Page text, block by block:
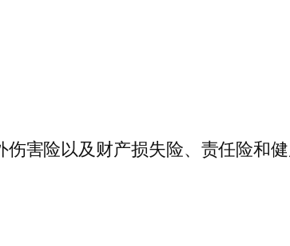
害险以及财产损失险、责任险和健